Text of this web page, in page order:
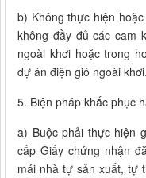
b) Không thực hiện
không đầy đủ các cam
ngoài khơi hoặc trong
dự án điện gió ngoài khơi.
5. Biện pháp khắc phục
a) Buộc phải thực hiện
cấp Giấy chứng nhận
mái nhà tự sản xuất, tự